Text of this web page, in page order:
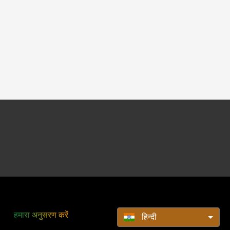
हमारा अनुसरण करें हिन्दी